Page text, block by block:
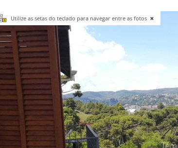
Utilize as setas do teclado para navegar entre as fotos